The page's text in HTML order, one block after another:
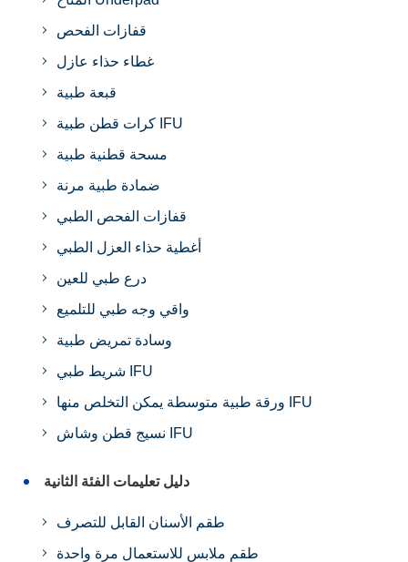
قفازات الفحص
غطاء حذاء عازل
قبعة طبية
كرات قطن طبية IFU
مسحة قطنية طبية
ضمادة طبية مرنة
قفازات الفحص الطبي
أغطية حذاء العزل الطبي
درع طبي للعين
واقي وجه طبي للتلميع
وسادة تمريض طبية
شريط طبي IFU
ورقة طبية متوسطة يمكن التخلص منها IFU
نسيج قطن وشاش IFU
دليل تعليمات الفئة الثانية
طقم الأسنان القابل للتصرف
طقم ملابس للاستعمال مرة واحدة